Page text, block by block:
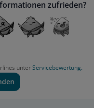
zufrieden?
unterServicebewertung.